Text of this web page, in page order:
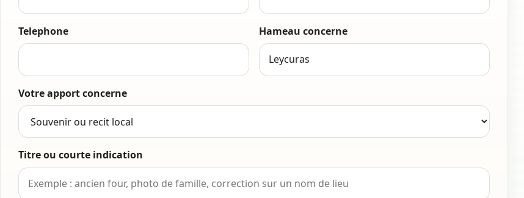
Telephone Hameau concerne
Votre apport concerne
Titre ou courte indication